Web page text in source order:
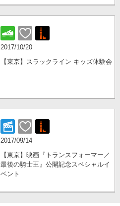
2017/10/20
【東京】スラックライン キッズ体験会
2017/09/14
【東京】映画『トランスフォーマー／
最後の騎士王』公開記念スペシャルイ
ベント